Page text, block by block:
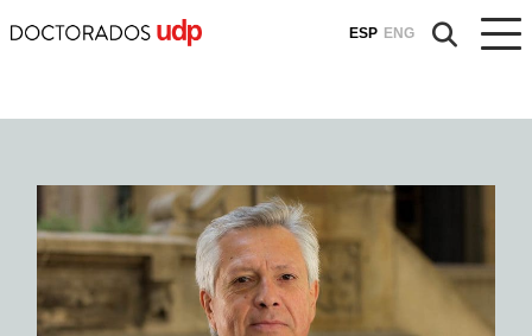
ESP ENG